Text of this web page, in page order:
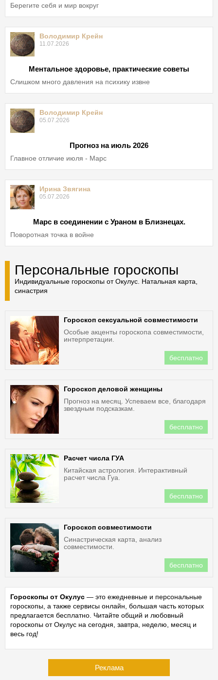
Берегите себя и мир вокруг
Володимир Крейн
11.07.2026
Ментальное здоровье, практические советы
Слишком много давления на психику извне
Володимир Крейн
05.07.2026
Прогноз на июль 2026
Главное отличие июля - Марс
Ирина Звягина
05.07.2026
Марс в соединении с Ураном в Близнецах.
Поворотная точка в войне
Персональные гороскопы
Индивидуальные гороскопы от Окулус. Натальная карта,
синастрия
Гороскоп сексуальной совместимости
Особые акценты гороскопа совместимости,
интерпретации.
бесплатно
Гороскоп деловой женщины
Прогноз на месяц. Успеваем все, благодаря
звездным подсказкам.
бесплатно
Расчет числа ГУА
Китайская астрология. Интерактивный
расчет числа Гуа.
бесплатно
Гороскоп совместимости
Синастрическая карта, анализ
совместимости.
бесплатно
Гороскопы от Окулус — это ежедневные и персональные
гороскопы, а также сервисы онлайн, большая часть которых
предлагается бесплатно. Читайте общий и любовный
гороскопы от Окулус на сегодня, завтра, неделю, месяц и
весь год!
Реклама